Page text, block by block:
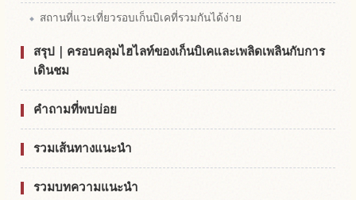
สถานที่แวะเที่ยวรอบเก็นบิเคที่รวมกันได้ง่าย
สรุป｜ครอบคลุมไฮไลท์ของเก็นบิเคและเพลิดเพลินกับการ
เดินชม
คำถามที่พบบ่อย
รวมเส้นทางแนะนำ
รวมบทความแนะนำ